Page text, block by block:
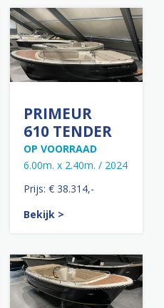
PRIMEUR
610 TENDER
OP VOORRAAD
6.00m. x 2.40m. / 2024
Prijs: € 38.314,-
Bekijk >